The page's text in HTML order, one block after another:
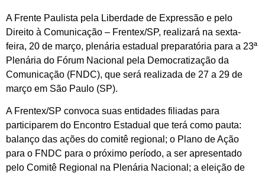
A Frente Paulista pela Liberdade de Expressão e pelo
Direito à Comunicação – Frentex/SP, realizará na sexta-
feira, 20 de março, plenária estadual preparatória para a 23ª
Plenária do Fórum Nacional pela Democratização da
Comunicação (FNDC), que será realizada de 27 a 29 de
março em São Paulo (SP).
A Frentex/SP convoca suas entidades filiadas para
participarem do Encontro Estadual que terá como pauta:
balanço das ações do comitê regional; o Plano de Ação
para o FNDC para o próximo período, a ser apresentado
pelo Comitê Regional na Plenária Nacional; a eleição de